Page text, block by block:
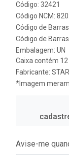
Código: 32421
Código NCM:
Código de
Código de
Embalagem: UN
Caixa contém 12
Fabricante:
*Imagem
Avise-me